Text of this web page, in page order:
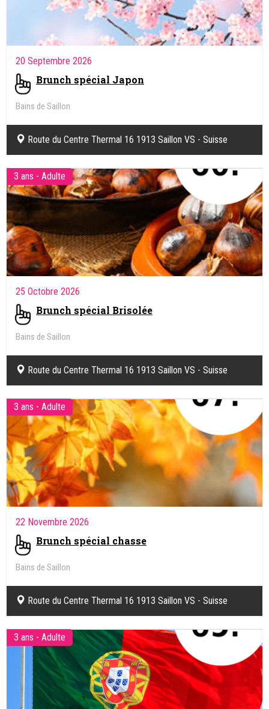
20 Septembre 2026
Brunch spécial Japon
Bains de Saillon
Route du Centre Thermal 16 1913 Saillon VS - Suisse
3 ans - Adulte
25 Octobre 2026
Brunch spécial Brisolée
Bains de Saillon
Route du Centre Thermal 16 1913 Saillon VS - Suisse
3 ans - Adulte
22 Novembre 2026
Brunch spécial chasse
Bains de Saillon
Route du Centre Thermal 16 1913 Saillon VS - Suisse
3 ans - Adulte